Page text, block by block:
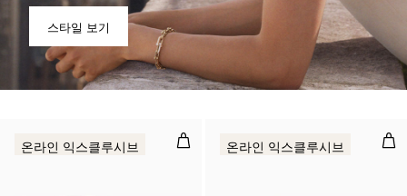
스타일 보기
선글라스 톨토이즈 아세테이트, 브
온라인 익스클루시브 선
온라인 익스클루시브